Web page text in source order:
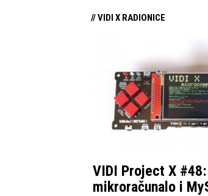
// VIDI X RADIONICE
VIDI Project X
mikroračunalo i